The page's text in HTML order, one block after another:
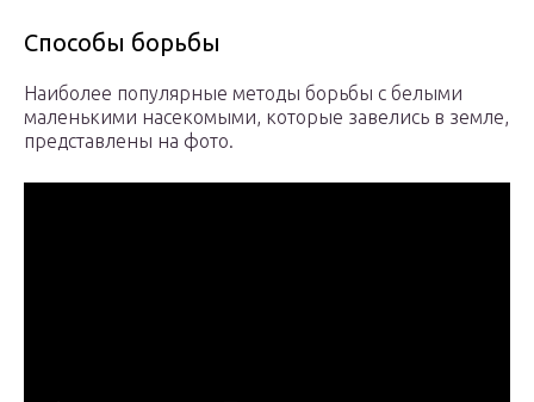
Способы борьбы
Наиболее популярные методы борьбы с белыми
маленькими насекомыми, которые завелись в земле,
представлены на фото.